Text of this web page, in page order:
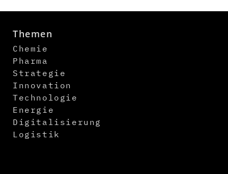
Themen
Chemie
Pharma
Strategie
Innovation
Technologie
Energie
Digitalisierung
Logistik